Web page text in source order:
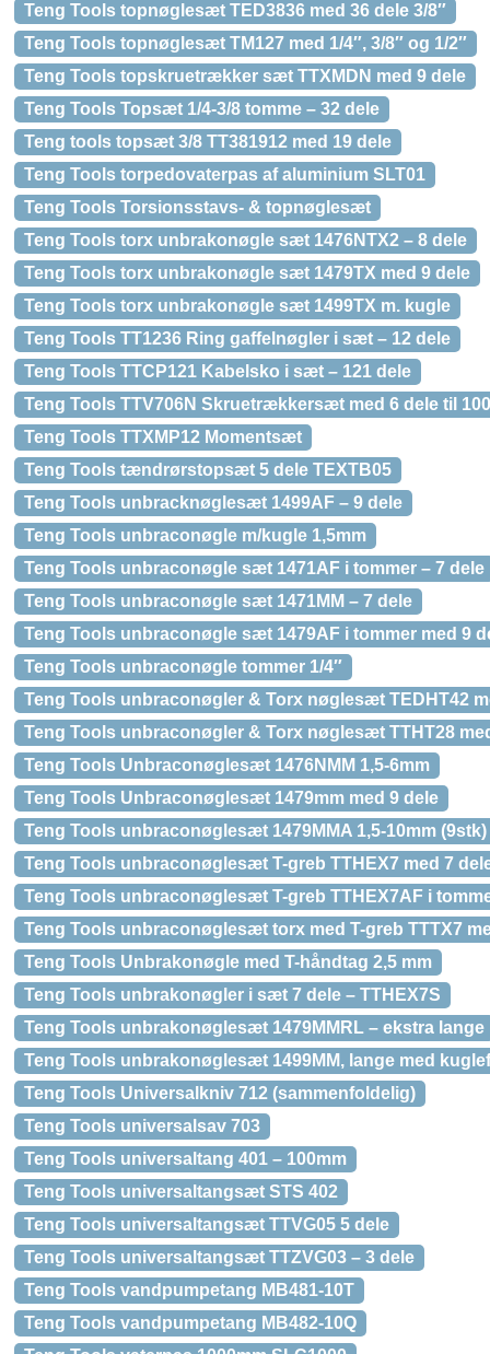
Teng Tools topnøglesæt TED3836 med 36 dele 3/8″
Teng Tools topnøglesæt TM127 med 1/4″, 3/8″ og 1/2″
Teng Tools topskruetrækker sæt TTXMDN med 9 dele
Teng Tools Topsæt 1/4-3/8 tomme – 32 dele
Teng tools topsæt 3/8 TT381912 med 19 dele
Teng Tools torpedovaterpas af aluminium SLT01
Teng Tools Torsionsstavs- & topnøglesæt
Teng Tools torx unbrakonøgle sæt 1476NTX2 – 8 dele
Teng Tools torx unbrakonøgle sæt 1479TX med 9 dele
Teng Tools torx unbrakonøgle sæt 1499TX m. kugle
Teng Tools TT1236 Ring gaffelnøgler i sæt – 12 dele
Teng Tools TTCP121 Kabelsko i sæt – 121 dele
Teng Tools TTV706N Skruetrækkersæt med 6 dele til
Teng Tools TTXMP12 Momentsæt
Teng Tools tændrørstopsæt 5 dele TEXTB05
Teng Tools unbracknøglesæt 1499AF – 9 dele
Teng Tools unbraconøgle m/kugle 1,5mm
Teng Tools unbraconøgle sæt 1471AF i tommer – 7 dele
Teng Tools unbraconøgle sæt 1471MM – 7 dele
Teng Tools unbraconøgle sæt 1479AF i tommer med 9
Teng Tools unbraconøgle tommer 1/4″
Teng Tools unbraconøgler & Torx nøglesæt TEDHT42
Teng Tools unbraconøgler & Torx nøglesæt TTHT28
Teng Tools Unbraconøglesæt 1476NMM 1,5-6mm
Teng Tools Unbraconøglesæt 1479mm med 9 dele
Teng Tools unbraconøglesæt 1479MMA 1,5-10mm (9stk)
Teng Tools unbraconøglesæt T-greb TTHEX7 med 7
Teng Tools unbraconøglesæt T-greb TTHEX7AF i
Teng Tools unbraconøglesæt torx med T-greb TTTX7
Teng Tools Unbrakonøgle med T-håndtag 2,5 mm
Teng Tools unbrakonøgler i sæt 7 dele – TTHEX7S
Teng Tools unbrakonøglesæt 1479MMRL – ekstra lange
Teng Tools unbrakonøglesæt 1499MM, lange med
Teng Tools Universalkniv 712 (sammenfoldelig)
Teng Tools universalsav 703
Teng Tools universaltang 401 – 100mm
Teng Tools universaltangsæt STS 402
Teng Tools universaltangsæt TTVG05 5 dele
Teng Tools universaltangsæt TTZVG03 – 3 dele
Teng Tools vandpumpetang MB481-10T
Teng Tools vandpumpetang MB482-10Q